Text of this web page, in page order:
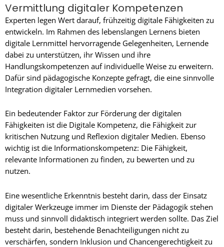
Vermittlung digitaler Kompetenzen
Experten legen Wert darauf, frühzeitig digitale Fähigkeiten zu
entwickeln. Im Rahmen des lebenslangen Lernens bieten
digitale Lernmittel hervorragende Gelegenheiten, Lernende
dabei zu unterstützen, ihr Wissen und ihre
Handlungskompetenzen auf individuelle Weise zu erweitern.
Dafür sind pädagogische Konzepte gefragt, die eine sinnvolle
Integration digitaler Lernmedien vorsehen.
Ein bedeutender Faktor zur Förderung der digitalen
Fähigkeiten ist die Digitale Kompetenz, die Fähigkeit zur
kritischen Nutzung und Reflexion digitaler Medien. Ebenso
wichtig ist die Informationskompetenz: Die Fähigkeit,
relevante Informationen zu finden, zu bewerten und zu
nutzen.
Eine wesentliche Erkenntnis besteht darin, dass der Einsatz
digitaler Werkzeuge immer im Dienste der Pädagogik stehen
muss und sinnvoll didaktisch integriert werden sollte. Das Ziel
besteht darin, bestehende Benachteiligungen nicht zu
verschärfen, sondern Inklusion und Chancengerechtigkeit zu